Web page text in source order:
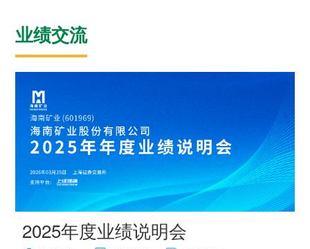
发展战略
企业文化
海南矿业成立于2007年，
由复星集团与海南海钢集
团共同出资成立，2014年
在上海证券交易所挂牌上
市（股票代码：
601969）。
探索更多

我们坚持"产业运营+产业
道的产业布局。
探索更多 
我们坚持"产业运营+产业
投资"双轮驱动，持续推进
战略转型，目前已完成"铁
矿石+油气+新能源"三大赛
道的产业布局。
我们坚持"产业运营+产业
职业健康与安全
公益慈善
可持续发展报告
我们深入践行"根植海南，
续成长"的发展理念，积极
响应"双碳"目标行动，切实
履行企业社会责任，与利
益相关方共享发展成果。
探索更多
联系我们
及时回应资本市场及投资
者的关切问题，增进投资
者对企业价值及经营理念
互信的资本市场生态圈。
探索更多 
及时回应资本市场及投资
者的关切问题，增进投资
这里是我们与世界分享最
业的关注，期待与您共同
成长。
探索更多 
这里是我们与世界分享最
新动态和创新成果的窗
口，致力于与您保持紧密
的联系，感谢您对海南矿
业的关注，期待与您共同
成长。
人才是推动公司发展的核
入，一起开启新的旅程。
探索更多 
人才是推动公司发展的核
心动力。我们重视团队合
作、开放沟通、持续学习
和个人成长，期待您的加
入，一起开启新的旅程。
人才是推动公司发展的核
业绩交流
2025年度业绩说明会